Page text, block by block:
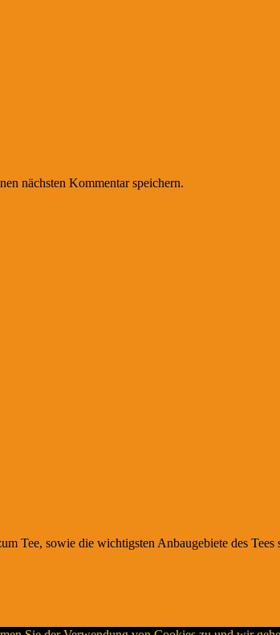
nächsten Kommentar speichern.
Tee, sowie die wichtigsten Anbaugebiete des Tees